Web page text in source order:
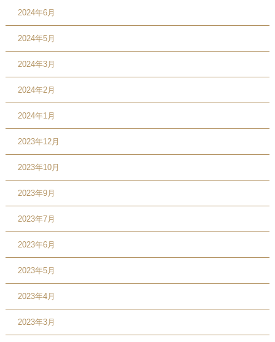
2024年6月
2024年5月
2024年3月
2024年2月
2024年1月
2023年12月
2023年10月
2023年9月
2023年7月
2023年6月
2023年5月
2023年4月
2023年3月